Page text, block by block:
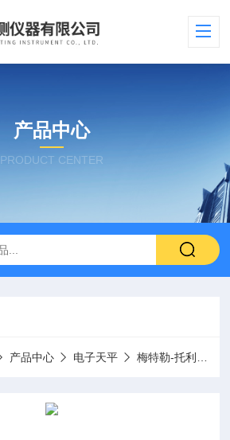
产品中心
PRODUCT CENTER
产品中心 电子天平 梅特勒-托利多天平